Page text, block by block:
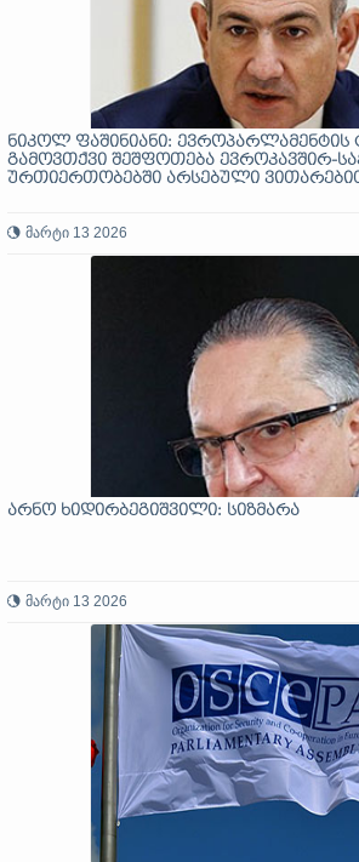
ნიკოლ ფაშინიანი: ევროპარლამენტის
გამოვთქვი შეშფოთება ევროკავშირ-
ურთიერთობებში არსებული
მარტი 13 2026
არნო ხიდირბეგიშვილი: სიზმარა
მარტი 13 2026